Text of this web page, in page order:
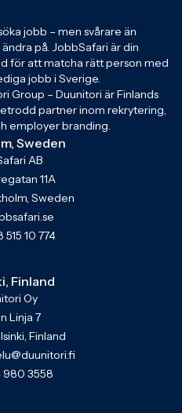
jobb – men svårare än
på. JobbSafari är din
för att matcha rätt person med
jobb i Sverige.
Group – Duunitori är Finlands
partner inom rekrytering,
employer branding.
Sweden
AB
11A
Sweden
10 774
Finland
Oy
Linja 7
Finland
980 3558